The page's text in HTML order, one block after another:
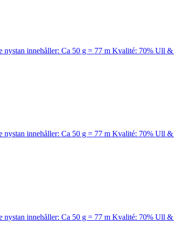
nystan innehåller: Ca 50 g = 77 m Kvalité: 70% Ull
nystan innehåller: Ca 50 g = 77 m Kvalité: 70% Ull
nystan innehåller: Ca 50 g = 77 m Kvalité: 70% Ull